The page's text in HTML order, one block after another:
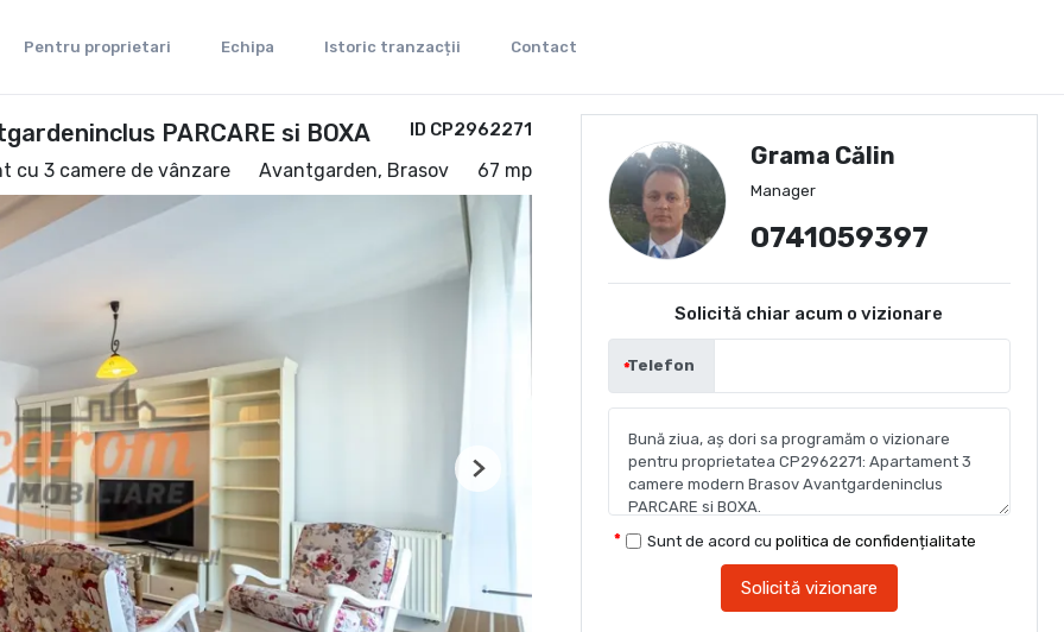
Pentru proprietari Echipa Istoric tranzacții Contact
ID CP2962271
PARCARE si BOXA
cu 3 camere de vânzare Avantgarden, Brasov 67 mp
Next
Grama Călin
Manager
0741059397
Solicită chiar acum o vizionare
Telefon
Sunt de acord cu politica de confidențialitate
Solicită vizionare